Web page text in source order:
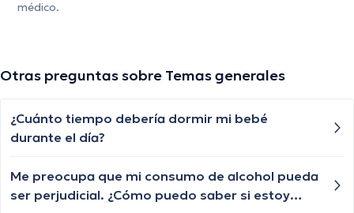
médico.
Otras preguntas sobre Temas generales
¿Cuánto tiempo debería dormir mi bebé
durante el día?
Me preocupa que mi consumo de alcohol pueda
ser perjudicial. ¿Cómo puedo saber si estoy